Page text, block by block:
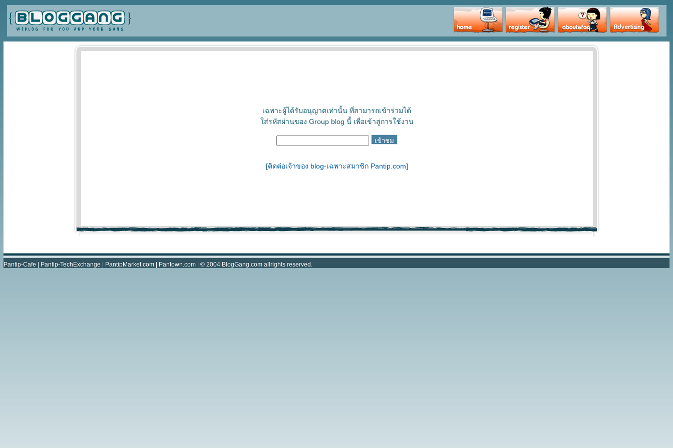
เฉพาะผู้ได้รับอนุญาตเท่านั้น ที่สามารถเข้าร่วมได้
ใส่รหัสผ่านของ Group blog นี้ เพื่อเข้าสู่การใช้งาน
[ติดต่อเจ้าของ blog-เฉพาะสมาชิก Pantip.com]
Pantip-Cafe Pantip-TechExchange PantipMarket.com Pantown.com | © 2004 BlogGang.com allrights reserved.